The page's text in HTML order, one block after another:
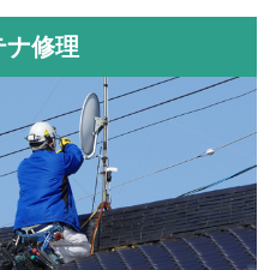
ナ修理